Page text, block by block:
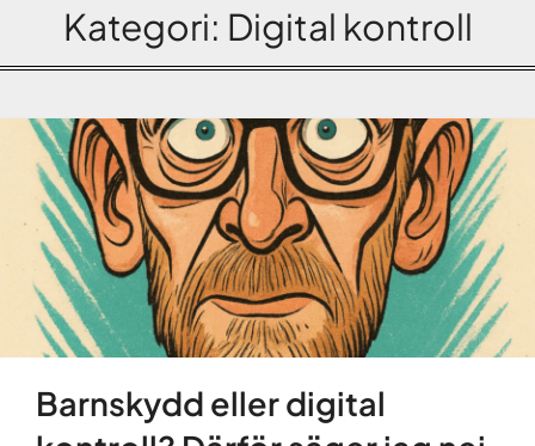
Kategori: Digital kontroll
Barnskydd eller digital